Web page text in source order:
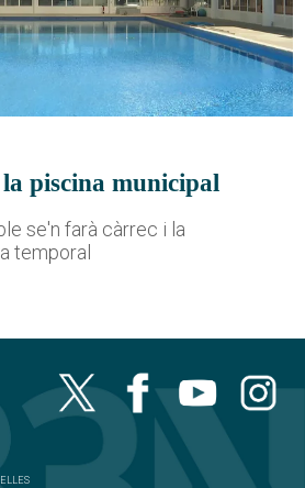
piscina municipal
se'n farà càrrec i la
temporal